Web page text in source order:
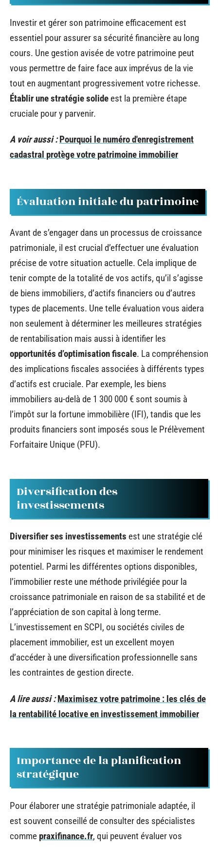
Investir et gérer son patrimoine efficacement est
essentiel pour assurer sa sécurité financière au long
cours. Une gestion avisée de votre patrimoine peut
vous permettre de faire face aux imprévus de la vie
tout en augmentant progressivement votre richesse.
Établir une stratégie solide est la première étape
cruciale pour y parvenir.
A voir aussi : Pourquoi le numéro d'enregistrement
cadastral protège votre patrimoine immobilier
Évaluation initiale du patrimoine
Avant de s’engager dans un processus de croissance
patrimoniale, il est crucial d’effectuer une évaluation
précise de votre situation actuelle. Cela implique de
tenir compte de la totalité de vos actifs, qu’il s’agisse
de biens immobiliers, d’actifs financiers ou d’autres
types de placements. Une telle évaluation vous aidera
non seulement à déterminer les meilleures stratégies
de rentabilisation mais aussi à identifier les
opportunités d’optimisation fiscale. La compréhension
des implications fiscales associées à différents types
d’actifs est cruciale. Par exemple, les biens
immobiliers au-delà de 1 300 000 € sont soumis à
l’impôt sur la fortune immobilière (IFI), tandis que les
produits financiers sont imposés sous le Prélèvement
Forfaitaire Unique (PFU).
Diversification des
investissements
Diversifier ses investissements est une stratégie clé
pour minimiser les risques et maximiser le rendement
potentiel. Parmi les différentes options disponibles,
l’immobilier reste une méthode privilégiée pour la
croissance patrimoniale en raison de sa stabilité et de
l’appréciation de son capital à long terme.
L’investissement en SCPI, ou sociétés civiles de
placement immobilier, est un excellent moyen
d’accéder à une diversification professionnelle sans
les contraintes de gestion directe.
A lire aussi : Maximisez votre patrimoine : les clés de
la rentabilité locative en investissement immobilier
Importance de la planification
stratégique
Pour élaborer une stratégie patrimoniale adaptée, il
est souvent conseillé de consulter des spécialistes
comme praxifinance.fr, qui peuvent évaluer vos